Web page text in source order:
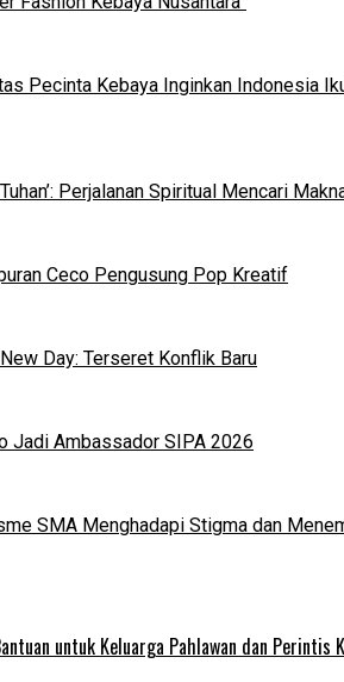
Pecinta Kebaya Inginkan Indonesia
Perjalanan Spiritual Mencari
Ceco Pengusung Pop Kreatif
Day: Terseret Konflik Baru
Jadi Ambassador SIPA 2026
SMA Menghadapi Stigma dan
untuk Keluarga Pahlawan dan Perintis